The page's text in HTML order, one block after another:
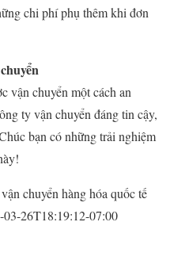
chi phí phụ thêm khi đơn
vận chuyển một cách an
ty vận chuyển đáng tin cậy,
bạn có những trải nghiệm
chuyển hàng hóa quốc tế
03-26T18:19:12-07:00